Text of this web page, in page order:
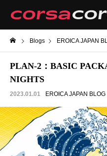
Blogs EROICA JAPAN
PLAN-2：BASIC
NIGHTS
2023.01.01 EROICA JAPAN BLOG